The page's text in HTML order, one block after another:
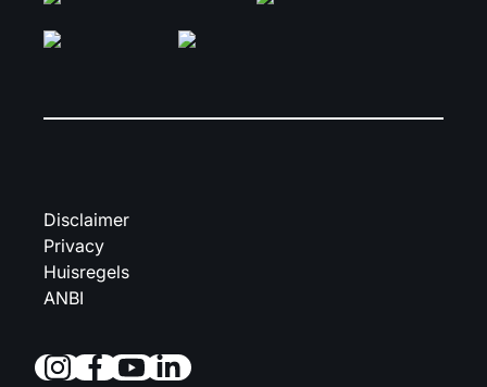
Disclaimer
Privacy
Huisregels
ANBI